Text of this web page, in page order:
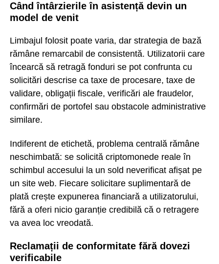
Când întârzierile în asistență devin un
model de venit
Limbajul folosit poate varia, dar strategia de bază
rămâne remarcabil de consistentă. Utilizatorii care
încearcă să retragă fonduri se pot confrunta cu
solicitări descrise ca taxe de procesare, taxe de
validare, obligații fiscale, verificări ale fraudelor,
confirmări de portofel sau obstacole administrative
similare.
Indiferent de etichetă, problema centrală rămâne
neschimbată: se solicită criptomonede reale în
schimbul accesului la un sold neverificat afișat pe
un site web. Fiecare solicitare suplimentară de
plată crește expunerea financiară a utilizatorului,
fără a oferi nicio garanție credibilă că o retragere
va avea loc vreodată.
Reclamații de conformitate fără dovezi
verificabile